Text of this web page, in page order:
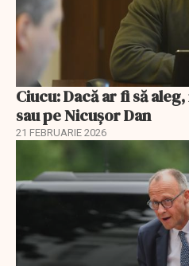
Ciucu: Dacă ar fi să
sau pe Nicușor Dan
21 FEBRUARIE 2026